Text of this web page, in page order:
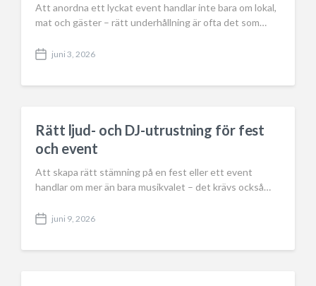
Att anordna ett lyckat event handlar inte bara om lokal,
mat och gäster – rätt underhållning är ofta det som…
P
s
a
t
e
juni 3, 2026
Rätt ljud- och DJ-utrustning för fest
och event
Att skapa rätt stämning på en fest eller ett event
handlar om mer än bara musikvalet – det krävs också…
P
s
juni 9, 2026